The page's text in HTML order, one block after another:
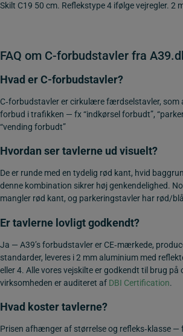
Skilt C19 50 cm. Reflekstype 4 ifølge vejregler. 2
FAQ om C-forbudstavler fra
Hvad er C-forbudstavler?
C‑forbudstavler er cirkulære færdselstavler, som
forbud i trafikken — fx “indkørsel forbudt”,
“vending forbudt”
Hvordan ser tavlerne ud visuelt?
De er runde med en tydelig rød kant, hvid
denne kombination sikrer høj genkendelighed.
mangler rød kant, og parkeringstavler har rød/
Er tavlerne lovligt godkendt?
Ja — A39’s forbudstavler er CE‑mærkede,
standarder, leveres i 2 mm aluminium med
eller 4. Alle vores vejskilte er godkendt til brug på
virksomheden er auditeret af DBI Certification.
Hvad koster tavlerne?
Prisen afhænger af størrelse og refleks‑klasse —